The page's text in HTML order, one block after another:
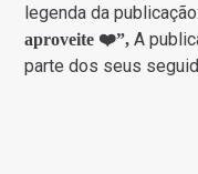
legenda da
aproveite ❤️”, A
parte dos seus